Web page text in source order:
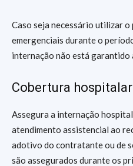
Caso seja necessário utilizar
emergenciais durante o
internação não está garantido
Cobertura
Assegura a internação
atendimento assistencial ao
adotivo do contratante ou de
são assegurados durante os